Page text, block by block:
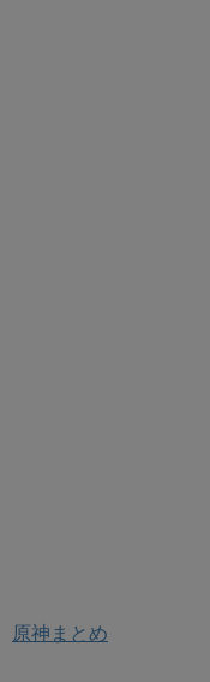
原神まとめ